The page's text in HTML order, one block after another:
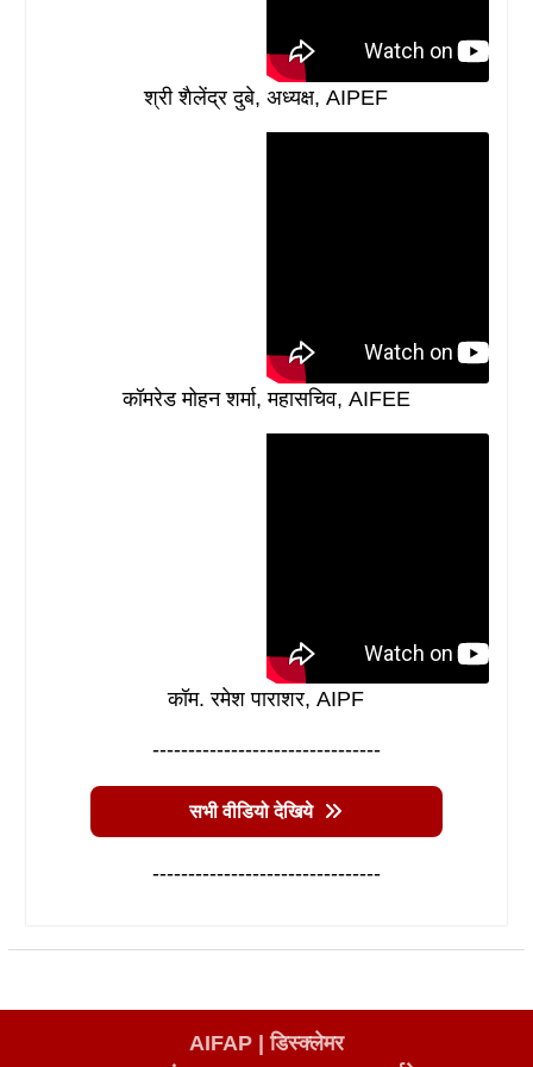
श्री शैलेंद्र दुबे, अध्यक्ष, AIPEF
कॉमरेड मोहन शर्मा, महासचिव, AIFEE
कॉम. रमेश पाराशर, AIPF
--------------------------------
सभी वीडियो देखिये
--------------------------------
AIFAP |डिस्क्लेमर